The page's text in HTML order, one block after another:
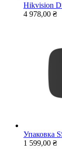
Hikvision
4 978,00 ₴
Упаковка
1 599,00 ₴